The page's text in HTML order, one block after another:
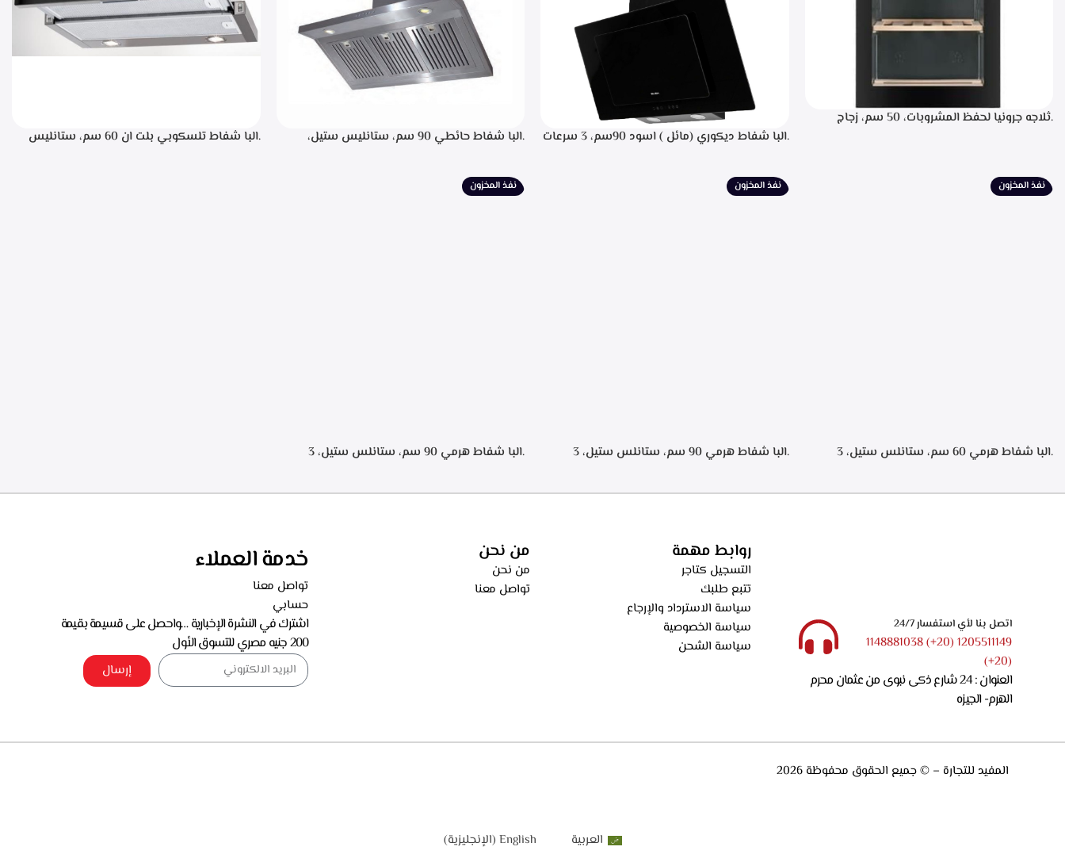
.ثلاجه جرونيا لحفظ المشروبات، 50 سم، زجاج
.البا شفاط ديكوري (مائل ) اسود 90سم، 3 سرعات
الطهي، فلاتر معدنيه لحجز الدهون من الابخره، قوه
.البا شفاط حائطي 90 سم، ستانليس ستيل،
.البا شفاط تلسكوبي بلت ان 60 سم، ستانليس
نفذ المخزون
.البا شفاط هرمي 60 سم، ستانلس ستيل، 3
نفذ المخزون
.البا شفاط هرمي 90 سم، ستانلس ستيل، 3
نفذ المخزون
.البا شفاط هرمي 90 سم، ستانلس ستيل، 3
اتصل بنا لأي استفسار 24/7
1205511149 (20+) 1148881038
(20+)
العنوان : 24 شارع ذكى نبوى من عثمان محرم
الهرم- الجيزه
روابط مهمة
التسجيل كتاجر
تتبع طلبك
سياسة الاسترداد والإرجاع
سياسة الخصوصية
سياسة الشحن
من نحن
من نحن
تواصل معنا
خدمة العملاء
تواصل معنا
حسابي
اشترك في النشرة الإخبارية …واحصل على قسيمة بقيمة
200 جنيه مصري للتسوق الأول
إرسال
المفيد للتجارة – © جميع الحقوق محفوظة 2026
العربية English
(الإنجليزية)